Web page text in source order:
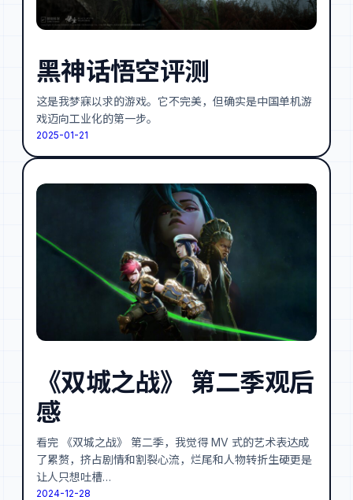
黑神话悟空评测
这是我梦寐以求的游戏。它不完美，但确实是中国单机游
戏迈向工业化的第一步。
2025-01-21
《双城之战》 第二季观后
感
看完 《双城之战》 第二季，我觉得 MV 式的艺术表达成
了累赘，挤占剧情和割裂心流，烂尾和人物转折生硬更是
让人只想吐槽…
2024-12-28